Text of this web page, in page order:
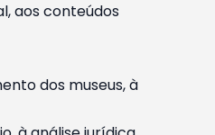
aos conteúdos
dos museus, à